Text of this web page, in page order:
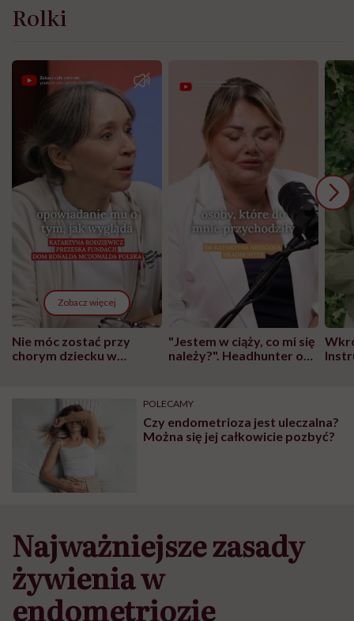
Rolki
Zobacz więcej
Nie móc zostać przy
chorym dziecku w
może chyba tylko
głupota i brak
wyobraźni"
"Jestem w ciąży, co mi się
należy?". Headhunter o
pracy
POLECAMY
Czy endometrioza jest uleczalna?
Można się jej całkowicie pozbyć?
Najważniejsze zasady
żywienia w
endometriozie